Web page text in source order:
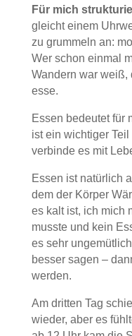
Für mich
gleicht einem
zu grummeln an:
Wer schon einmal
Wandern war weiß,
esse.
Essen bedeutet für
ist ein wichtiger
verbinde es mit
Essen ist natürlich
dem der Körper
es kalt ist, ich mich
musste und kein
es sehr
besser sagen –
werden.
Am dritten Tag
wieder, aber es